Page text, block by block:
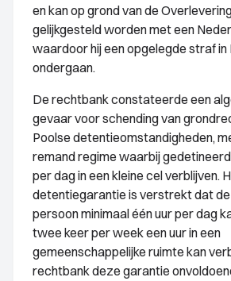
en kan op grond van de
gelijkgesteld worden met een
waardoor hij een opgelegde straf in
ondergaan.
De rechtbank constateerde een
gevaar voor schending van
Poolse detentieomstandigheden,
remand regime waarbij
per dag in een kleine cel verblijven.
detentiegarantie is verstrekt dat
persoon minimaal één uur per dag
twee keer per week een uur in een
gemeenschappelijke ruimte kan
rechtbank deze garantie